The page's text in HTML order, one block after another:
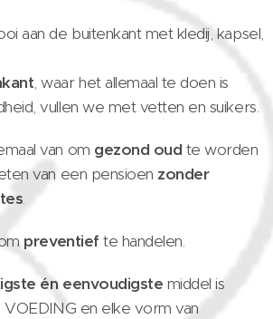
aan de buitenkant met kledij, kapsel,
, waar het allemaal te doen is
vullen we met vetten en suikers.
van om gezond oud te worden
van een pensioen zonder
.
preventiefte handelen.
én eenvoudigste middel is
VOEDING en elke vorm van